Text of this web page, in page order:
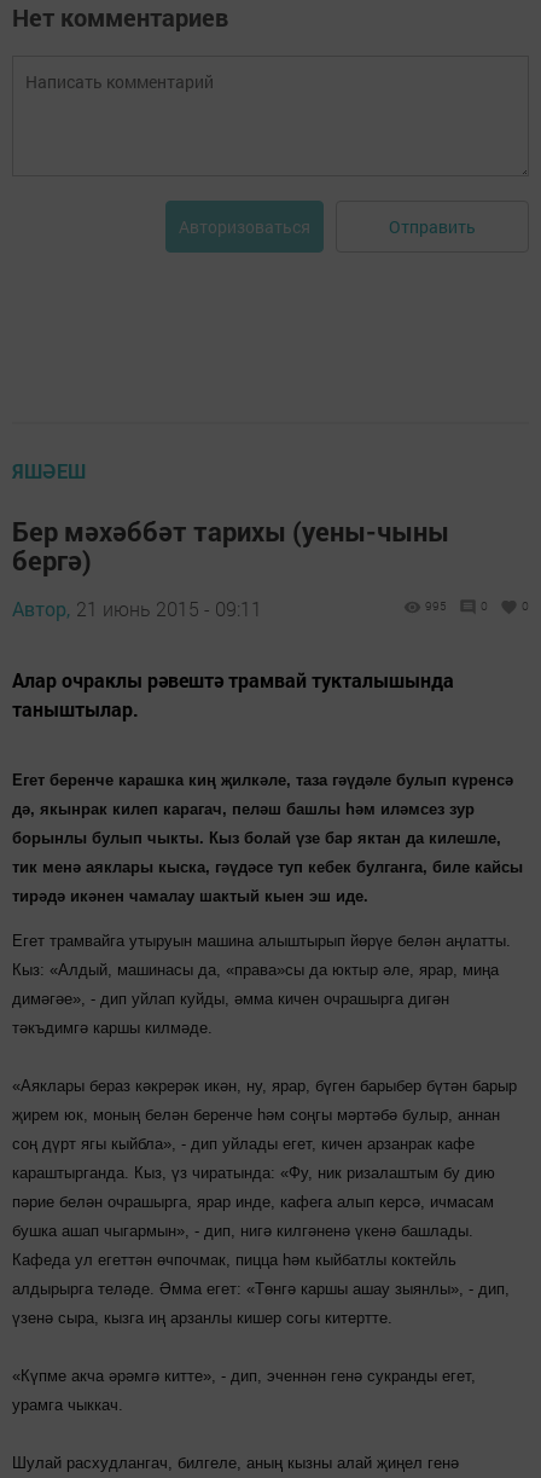
Нет комментариев
Авторизоваться Отправить
ЯШӘЕШ
Бер мәхәббәт тарихы (уены-чыны
бергә)
Автор, 21 июнь 2015 - 09:11 995 0 0
Алар очраклы рәвештә трамвай тукталышында
таныштылар.
Егет беренче карашка киң җилкәле, таза гәүдәле булып күренсә
дә, якынрак килеп карагач, пеләш башлы һәм иләмсез зур
борынлы булып чыкты. Кыз болай үзе бар яктан да килешле,
тик менә аяклары кыска, гәүдәсе туп кебек булганга, биле кайсы
тирәдә икәнен чамалау шактый кыен эш иде.
Егет трамвайга утыруын машина алыштырып йөрүе белән аңлатты.
Кыз: «Алдый, машинасы да, «права»сы да юктыр әле, ярар, миңа
димәгәе», - дип уйлап куйды, әмма кичен очрашырга дигән
тәкъдимгә каршы килмәде.
«Аяклары бераз кәкрерәк икән, ну, ярар, бүген барыбер бүтән барыр
җирем юк, моның белән беренче һәм соңгы мәртәбә булыр, аннан
соң дүрт ягы кыйбла», - дип уйлады егет, кичен арзанрак кафе
караштырганда. Кыз, үз чиратында: «Фу, ник ризалаштым бу дию
пәрие белән очрашырга, ярар инде, кафега алып керсә, ичмасам
бушка ашап чыгармын», - дип, нигә килгәненә үкенә башлады.
Кафеда ул егеттән өчпочмак, пицца һәм кыйбатлы коктейль
алдырырга теләде. Әмма егет: «Төнгә каршы ашау зыянлы», - дип,
үзенә сыра, кызга иң арзанлы кишер согы китертте.
«Күпме акча әрәмгә китте», - дип, эченнән генә сукранды егет,
урамга чыккач.
Шулай расхудлангач, билгеле, аның кызны алай җиңел генә